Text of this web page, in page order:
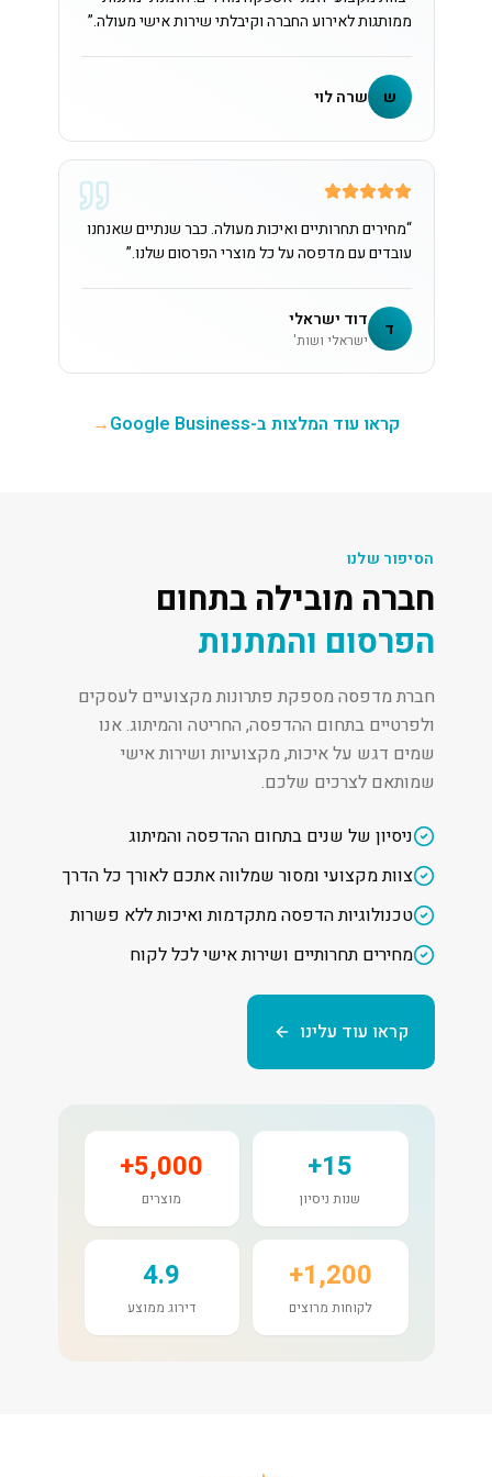
ממותגות לאירוע החברה וקיבלתי שירות אישי מעולה.”
ש שרה לוי
“מחירים תחרותיים ואיכות מעולה. כבר שנתיים שאנחנו
עובדים עם מדפסה על כל מוצרי הפרסום שלנו.”
ד דוד ישראלי
ישראלי ושות'
קראו עוד המלצות ב-Google Business →
הסיפור שלנו
חברה מובילה בתחום
הפרסום והמתנות
חברת מדפסה מספקת פתרונות מקצועיים לעסקים
ולפרטיים בתחום ההדפסה, החריטה והמיתוג. אנו
שמים דגש על איכות, מקצועיות ושירות אישי
שמותאם לצרכים שלכם.
ניסיון של שנים בתחום ההדפסה והמיתוג
צוות מקצועי ומסור שמלווה אתכם לאורך כל הדרך
טכנולוגיות הדפסה מתקדמות ואיכות ללא פשרות
מחירים תחרותיים ושירות אישי לכל לקוח
קראו עוד עלינו
15+
שנות ניסיון
5,000+
מוצרים
1,200+
לקוחות מרוצים
4.9
דירוג ממוצע